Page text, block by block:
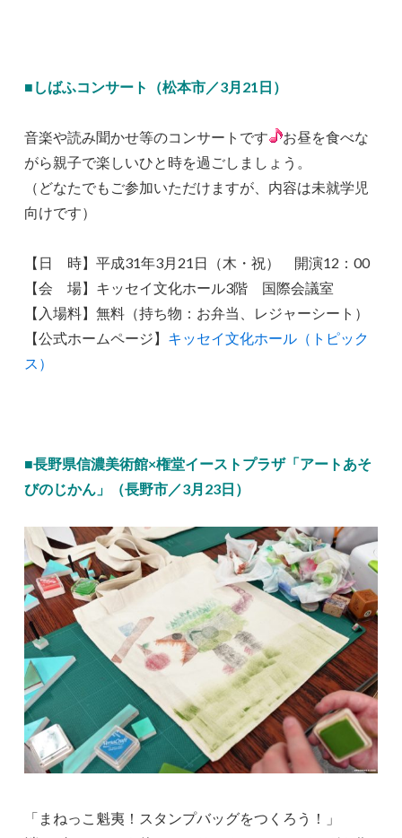
■しばふコンサート（松本市／3月21日）
音楽や読み聞かせ等のコンサートです
お昼を食べな
がら親子で楽しいひと時を過ごしましょう。
（どなたでもご参加いただけますが、内容は未就学児
向けです）
【日 時】平成31年3月21日（木・祝） 開演12：00
【会 場】キッセイ文化ホール3階 国際会議室
【入場料】無料（持ち物：お弁当、レジャーシート）
【公式ホームページ】 キッセイ文化ホール（トピック
ス）
■長野県信濃美術館×権堂イーストプラザ「アートあそ
びのじかん」（長野市／3月23日）
「まねっこ魁夷！スタンプバッグをつくろう！」